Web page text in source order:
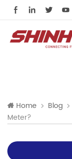
Home Blog
Meter?